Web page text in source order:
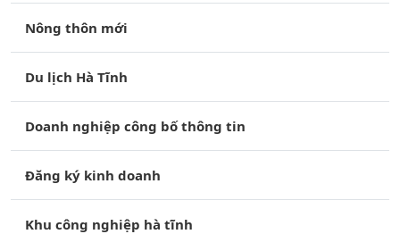
Nông thôn mới
Du lịch Hà Tĩnh
Doanh nghiệp công bố thông tin
Đăng ký kinh doanh
Khu công nghiệp hà tĩnh